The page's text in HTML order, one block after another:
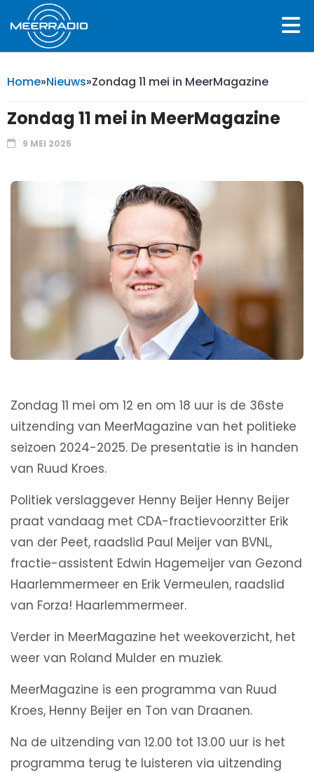
Home»Nieuws»Zondag 11 mei in MeerMagazine
Zondag 11 mei in MeerMagazine
9 MEI 2025
Zondag 11 mei om 12 en om 18 uur is de 36ste
uitzending van MeerMagazine van het politieke
seizoen 2024-2025. De presentatie is in handen
van Ruud Kroes.
Politiek verslaggever Henny Beijer Henny Beijer
praat vandaag met CDA-fractievoorzitter Erik
van der Peet, raadslid Paul Meijer van BVNL,
fractie-assistent Edwin Hagemeijer van Gezond
Haarlemmermeer en Erik Vermeulen, raadslid
van Forza! Haarlemmermeer.
Verder in MeerMagazine het weekoverzicht, het
weer van Roland Mulder en muziek.
MeerMagazine is een programma van Ruud
Kroes, Henny Beijer en Ton van Draanen.
Na de uitzending van 12.00 tot 13.00 uur is het
programma terug te luisteren via uitzending